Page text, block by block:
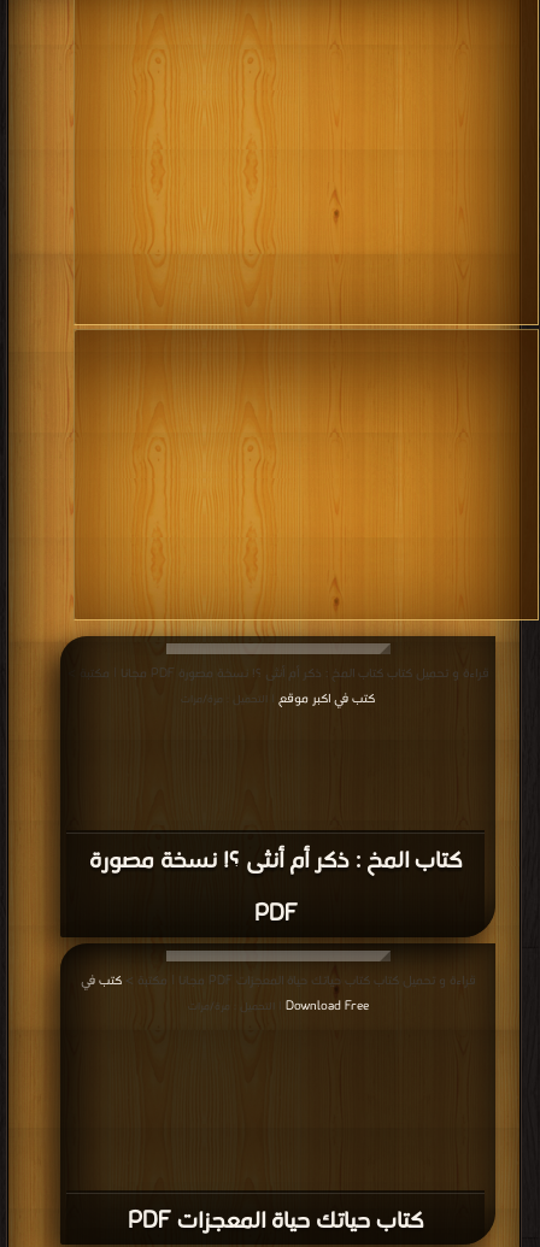
كتاب المخ : ذكر أم أنثى ؟! نسخة مصورة
PDF
قراءة و تحميل كتاب كتاب المخ : ذكر أم أنثى ؟! نسخة مصورة PDF مجانا | مكتبة >
كتب في اكبر موقع
| التحميل : مرة/مرات
كتاب حياتك حياة المعجزات PDF
قراءة و تحميل كتاب كتاب حياتك حياة المعجزات PDF مجانا | مكتبة >
كتب في
Download Free
| التحميل : مرة/مرات